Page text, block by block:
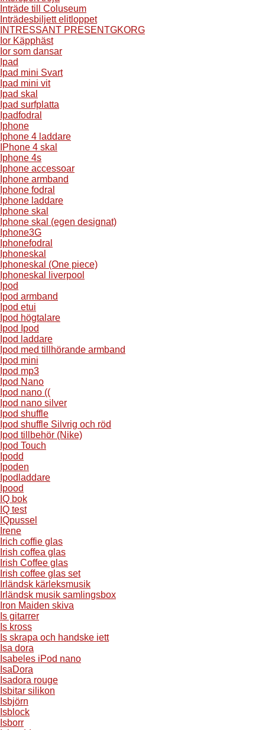
Inträde till Coluseum
Inträdesbiljett elitloppet
INTRESSANT PRESENTGKORG
Ior Käpphäst
Ior som dansar
Ipad
Ipad mini Svart
Ipad mini vit
Ipad skal
Ipad surfplatta
Ipadfodral
Iphone
Iphone 4 laddare
IPhone 4 skal
Iphone 4s
Iphone accessoar
Iphone armband
Iphone fodral
Iphone laddare
Iphone skal
Iphone skal (egen designat)
Iphone3G
Iphonefodral
Iphoneskal
Iphoneskal (One piece)
Iphoneskal liverpool
Ipod
Ipod armband
Ipod etui
Ipod högtalare
Ipod Ipod
Ipod laddare
Ipod med tillhörande armband
Ipod mini
Ipod mp3
Ipod Nano
Ipod nano ((
Ipod nano silver
Ipod shuffle
Ipod shuffle Silvrig och röd
Ipod tillbehör (Nike)
Ipod Touch
Ipodd
Ipoden
Ipodladdare
Ipood
IQ bok
IQ test
IQpussel
Irene
Irich coffie glas
Irish coffea glas
Irish Coffee glas
Irish coffee glas set
Irländsk kärleksmusik
Irländsk musik samlingsbox
Iron Maiden skiva
Is gitarrer
Is kross
Is skrapa och handske iett
Isa dora
Isabeles iPod nano
IsaDora
Isadora rouge
Isbitar silikon
Isbjörn
Isblock
Isborr